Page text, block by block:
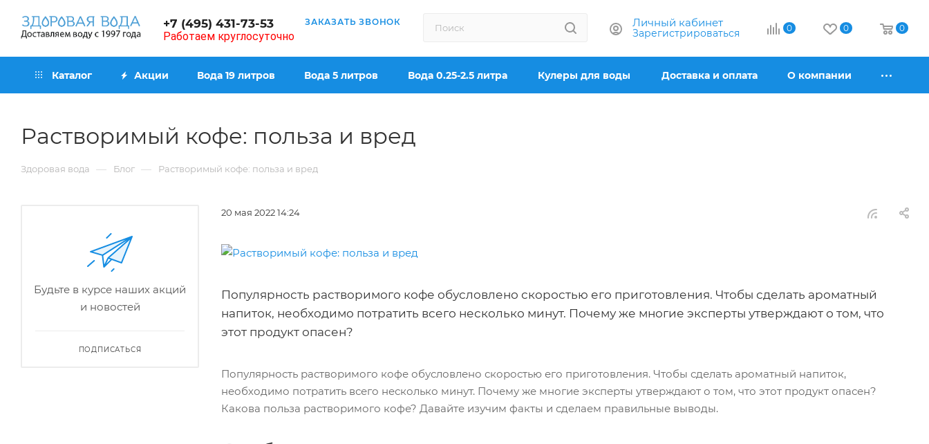
+7 (495) 431-73-53
Работаем круглосуточно
ЗАКАЗАТЬ ЗВОНОК Личный кабинет
Зарегистрироваться 0 0 0
Каталог Акции Вода 19 литров Вода 5 литров Вода 0.25-2.5 литра Кулеры для воды Доставка и оплата О компании
Растворимый кофе: польза и вред
Здоровая вода — Блог — Растворимый кофе: польза и вред
20 мая 2022 14:24
Популярность растворимого кофе обусловлено скоростью его приготовления. Чтобы сделать ароматный
напиток, необходимо потратить всего несколько минут. Почему же многие эксперты утверждают о том, что
этот продукт опасен?
Популярность растворимого кофе обусловлено скоростью его приготовления. Чтобы сделать ароматный напиток,
необходимо потратить всего несколько минут. Почему же многие эксперты утверждают о том, что этот продукт опасен?
Какова польза растворимого кофе? Давайте изучим факты и сделаем правильные выводы.
Будьте в курсе наших акций
и новостей
ПОДПИСАТЬСЯ